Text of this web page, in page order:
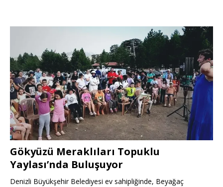
Gökyüzü Meraklıları Topuklu
Yaylası’nda Buluşuyor
Denizli Büyükşehir Belediyesi ev sahipliğinde, Beyağaç